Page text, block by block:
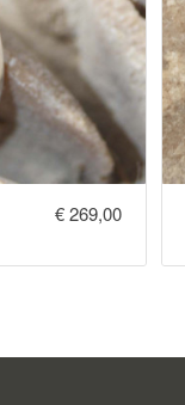
€269,00